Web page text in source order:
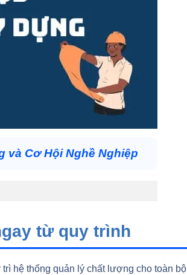
và Cơ Hội Nghề Nghiệp
từ quy trình
hệ thống quản lý chất lượng cho toàn bộ